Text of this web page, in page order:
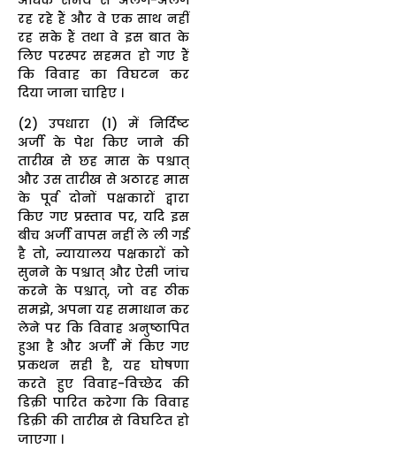
रह रहे हैं और वे एक साथ नहीं
रह सके हैं तथा वे इस बात के
लिए परस्पर सहमत हो गए हैं
कि विवाह का विघटन कर
दिया जाना चाहिए ।
(2) उपधारा (1) में निर्दिष्ट
अर्जी के पेश किए जाने की
तारीख से छह मास के पश्चात्
और उस तारीख से अठारह मास
के पूर्व दोनों पक्षकारों द्वारा
किए गए प्रस्ताव पर, यदि इस
बीच अर्जी वापस नहीं ले ली गई
है तो, न्यायालय पक्षकारों को
सुनने के पश्चात् और ऐसी जांच
करने के पश्चात्, जो वह ठीक
समझे, अपना यह समाधान कर
लेने पर कि विवाह अनुष्ठापित
हुआ है और अर्जी में किए गए
प्रकथन सही है, यह घोषणा
करते हुए विवाह-विच्छेद की
डिक्री पारित करेगा कि विवाह
डिक्री की तारीख से विघटित हो
जाएगा ।